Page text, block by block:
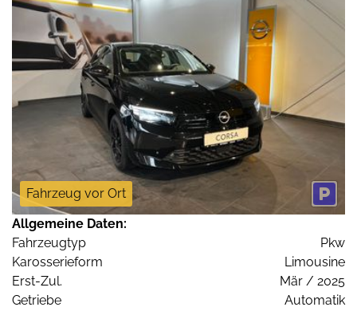
Fahrzeug vor Ort
Allgemeine Daten:
Fahrzeugtyp
Pkw
Karosserieform
Limousine
Erst-Zul.
Mär / 2025
Getriebe
Automatik